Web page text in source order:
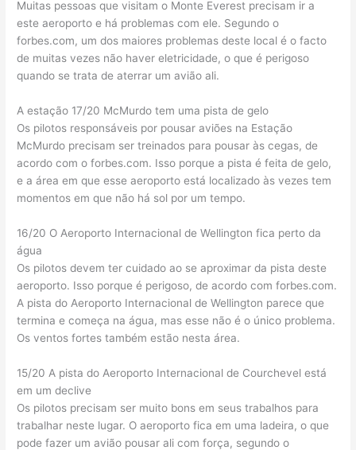
Muitas pessoas que visitam o Monte Everest precisam ir a
este aeroporto e há problemas com ele. Segundo o
forbes.com, um dos maiores problemas deste local é o facto
de muitas vezes não haver eletricidade, o que é perigoso
quando se trata de aterrar um avião ali.
A estação 17/20 McMurdo tem uma pista de gelo
Os pilotos responsáveis ​​por pousar aviões na Estação
McMurdo precisam ser treinados para pousar às cegas, de
acordo com o forbes.com. Isso porque a pista é feita de gelo,
e a área em que esse aeroporto está localizado às vezes tem
momentos em que não há sol por um tempo.
16/20 O Aeroporto Internacional de Wellington fica perto da
água
Os pilotos devem ter cuidado ao se aproximar da pista deste
aeroporto. Isso porque é perigoso, de acordo com forbes.com.
A pista do Aeroporto Internacional de Wellington parece que
termina e começa na água, mas esse não é o único problema.
Os ventos fortes também estão nesta área.
15/20 A pista do Aeroporto Internacional de Courchevel está
em um declive
Os pilotos precisam ser muito bons em seus trabalhos para
trabalhar neste lugar. O aeroporto fica em uma ladeira, o que
pode fazer um avião pousar ali com força, segundo o